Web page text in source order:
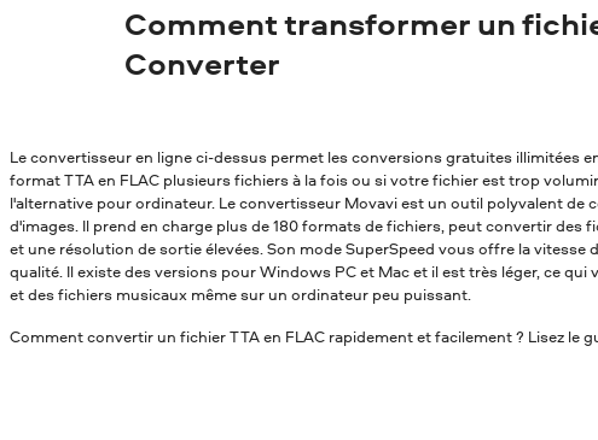
Comment transformer un
Converter
Le convertisseur en ligne ci-dessus permet les conversions gratuites illimitées
format TTA en FLAC plusieurs fichiers à la fois ou si votre fichier est trop
l'alternative pour ordinateur. Le convertisseur Movavi est un outil polyvalent de
d'images. Il prend en charge plus de 180 formats de fichiers, peut convertir des
et une résolution de sortie élevées. Son mode SuperSpeed vous offre la vitesse
qualité. Il existe des versions pour Windows PC et Mac et il est très léger, ce
et des fichiers musicaux même sur un ordinateur peu puissant.
Comment convertir un fichier TTA en FLAC rapidement et facilement ? Lisez le